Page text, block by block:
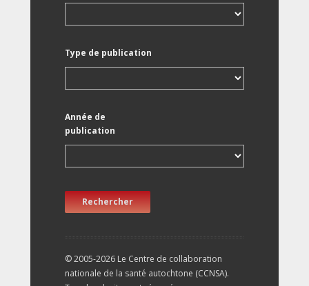
Type de publication
Année de
publication
Rechercher
© 2005-2026 Le Centre de collaboration
nationale de la santé autochtone (CCNSA).